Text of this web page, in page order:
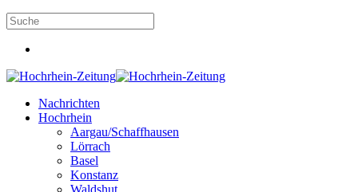
Nachrichten
Hochrhein
Aargau/Schaffhausen
Lörrach
Basel
Konstanz
Waldshut